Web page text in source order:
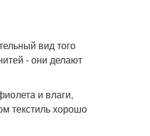
вид того
- они делают
и влаги,
текстиль хорошо